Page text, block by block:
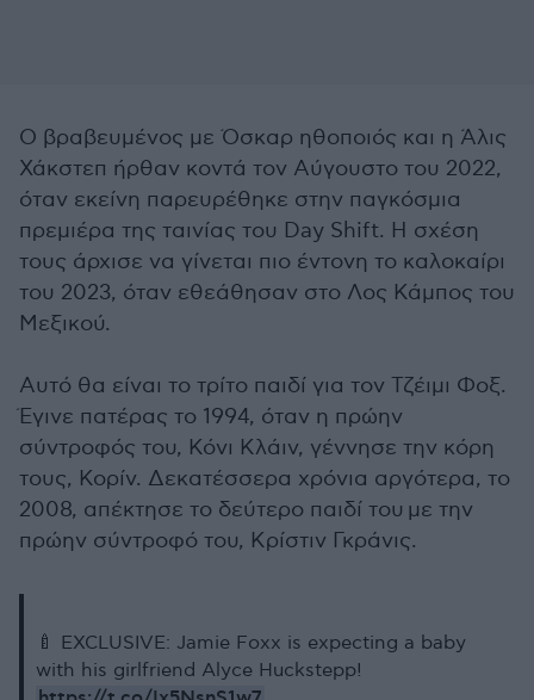
Ο βραβευμένος με Όσκαρ ηθοποιός και η Άλις
Χάκστεπ ήρθαν κοντά τον Αύγουστο του 2022,
όταν εκείνη παρευρέθηκε στην παγκόσμια
πρεμιέρα της ταινίας του Day Shift. Η σχέση
τους άρχισε να γίνεται πιο έντονη το καλοκαίρι
του 2023, όταν εθεάθησαν στο Λος Κάμπος του
Μεξικού.
Αυτό θα είναι το τρίτο παιδί για τον Τζέιμι Φοξ.
Έγινε πατέρας το 1994, όταν η πρώην
σύντροφός του, Κόνι Κλάιν, γέννησε την κόρη
τους, Κορίν. Δεκατέσσερα χρόνια αργότερα, το
2008, απέκτησε το δεύτερο παιδί του με την
πρώην σύντροφό του, Κρίστιν Γκράνις.
🍼 EXCLUSIVE: Jamie Foxx is expecting a baby
with his girlfriend Alyce Huckstepp!